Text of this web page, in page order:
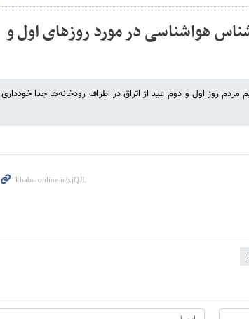
هواشناسی در مورد روزهای اول و
روز اول و دوم عید از اتراق در اطراف رودخانه‌ها جدا خودداری